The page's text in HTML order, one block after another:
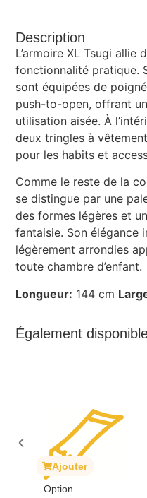
Description
L’armoire XL Tsugi allie
fonctionnalité pratique.
sont équipées de
push-to-open, offrant
utilisation aisée. À
deux tringles à
pour les habits et
Comme le reste de la
se distingue par une
des formes légères et
fantaisie. Son élégance
légèrement arrondies
toute chambre d’enfant.
Longueur: 144 cm
Également
Couche